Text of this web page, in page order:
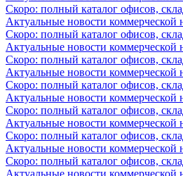
Скоро: полный каталог офисов,
Актуальные новости коммерческой
Скоро: полный каталог офисов,
Актуальные новости коммерческой
Скоро: полный каталог офисов,
Актуальные новости коммерческой
Скоро: полный каталог офисов,
Актуальные новости коммерческой
Скоро: полный каталог офисов,
Актуальные новости коммерческой
Скоро: полный каталог офисов,
Актуальные новости коммерческой
Скоро: полный каталог офисов,
Актуальные новости коммерческой